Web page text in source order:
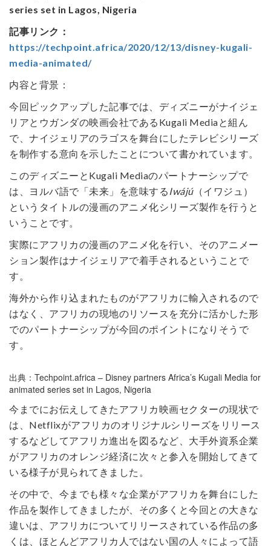
series set in Lagos, Nigeria
記事リンク：
https://techpoint.africa/2020/12/13/disney-kugali-
media-animated/
内容と背景：
今回ピックアップした記事では、ディズニーがナイジェ
リアとウガンダの映画会社であるKugali Mediaと組ん
で、ナイジェリアのラゴスを舞台にしたテレビシリーズ
を制作する意向を示したことについて書かれています。
このディズニーとKugali Mediaのパートナーシップで
は、ヨルバ語で「未来」を意味する Iwájú（イワジュ）
というタイトルの漫画のアニメ化シリーズ製作を行うと
いうことです。
実際にアフリカの漫画のアニメ化を行い、そのアニメー
ション製作はナイジェリアで着手されるということで
す。
海外から作り込まれたものがアフリカに輸入されるので
はなく、アフリカの現地のリソースを充分に活かした形
でのパートナーシップが今回のポイントになりそうで
す。
出典：Techpoint.africa – Disney partners Africa’s Kugali Media for
animated series set in Lagos, Nigeria
今までにお伝えしてきたアフリカ映画セクターの現状で
は、Netflixがアフリカのオリジナルシリーズをリリース
するなどしてアフリカ進出を図るなど、大手外資系企業
がアフリカのオレンジ経済に次々と参入を開始してきて
いる様子が見られてきました。
その中で、今までも様々な企業がアフリカを舞台にした
作品を製作してきましたが、その多くと今回との大きな
違いは、アフリカについてリリースされている作品の多
くは、ほとんどアフリカ人ではない国の人々によって語